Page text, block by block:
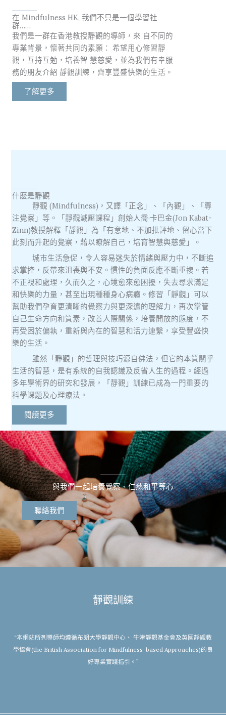
在 Mindfulness HK, 我們不只是一個學習社
群……
我們是一群在香港教授靜觀的導師，來 自不同的
專業背景，懷著共同的素願： 希望用心修習靜
觀，互持互勉，培養智 慧慈愛，並為我們有幸服
務的朋友介紹 靜觀訓練，齊享豐盛快樂的生活。
了解更多
什麽是靜觀
靜觀 (Mindfulness)，又譯「正念」、「內觀」、「專
注覺察」等。「靜觀減壓課程」創始人喬·卡巴金(Jon Kabat-
Zinn)教授解釋「靜觀」為「有意地、不加批評地、留心當下
此刻而升起的覺察，藉以瞭解自己，培育智慧與慈愛」。
城市生活急促，令人容易迷失於情緒與壓力中，不斷追
求掌控，反帶來沮喪與不安。慣性的負面反應不斷重複。若
不正視和處理，久而久之，心境愈來愈困擾，失去尋求滿足
和快樂的力量，甚至出現種種身心病癮。修習「靜觀」可以
幫助我們孕育更清晰的覺察力與更深遠的理解力 ，再次掌管
自己生命方向和質素，改善人際關係，培養開放的態度，不
再受困於偏執，重新與內在的智慧和活力連繫，享受豐盛快
樂的生活。
雖然「靜觀」的哲理與技巧源自佛法，但它的本質關乎
生活的智慧，是有系統的自我認識及反省人生的過程。經過
多年學術界的研究和發展，「靜觀」訓練已成為一門重要的
科學課題及心理療法。
閱讀更多
與我們一起培養覺察、仁慈和平等心
聯絡我們
靜觀訓練
“本網站所列導師均遵循布朗大學靜觀中心、 牛津靜觀基金會及英國靜觀教
學協會(the British Association for Mindfulness-based Approaches)的良
好專業實踐指引。”